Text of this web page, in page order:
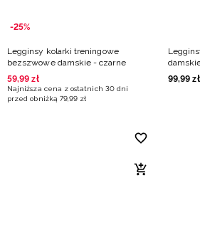
-25%
Legginsy kolarki treningowe
bezszwowe damskie - czarne
59,99 zł
Najniższa cena z ostatnich 30 dni
przed obniżką 79,99 zł
99,99 zł